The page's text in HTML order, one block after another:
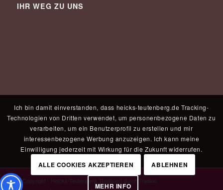
IHR WEG ZU UNS
© Copyright - Heicks-Teutenberg. Realisiert durch Tradino
Ich bin damit einverstanden, dass heicks-teutenberg.de Tracking-
Technologien von Dritten verwendet, um personenbezogene Daten zu
verarbeiten, um ein Benutzerprofil zu erstellen und mir
interessenbezogene Werbung anzuzeigen. Ich kann meine
Einwilligung jederzeit mit Wirkung für die Zukunft widerrufen.
ALLE COOKIES AKZEPTIEREN ABLEHNEN
MEHR INFO